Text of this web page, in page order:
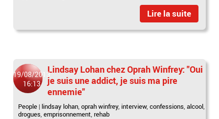
Lire la suite
19/08/2013
16:13
Lindsay Lohan chez Oprah Winfrey: "Oui
je suis une addict, je suis ma pire
ennemie"
People | lindsay lohan,oprah winfrey, interview,confessions,alcool,
drogues,emprisonnement, rehab